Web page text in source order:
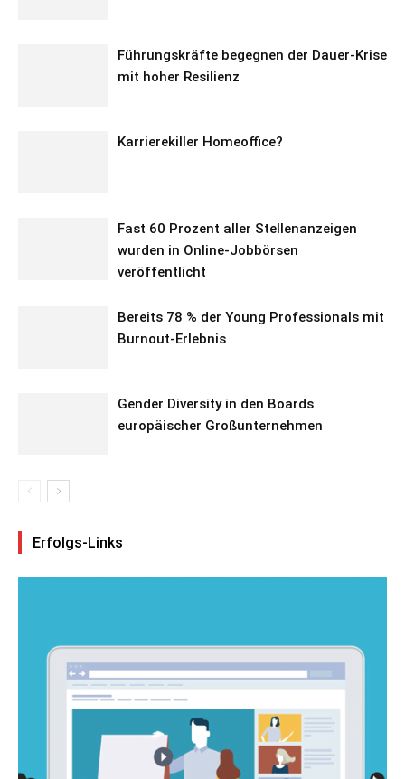
Führungskräfte begegnen der Dauer-Krise
mit hoher Resilienz
Karrierekiller Homeoffice?
Fast 60 Prozent aller Stellenanzeigen
wurden in Online-Jobbörsen
veröffentlicht
Bereits 78 % der Young Professionals mit
Burnout-Erlebnis
Gender Diversity in den Boards
europäischer Großunternehmen
Erfolgs-Links